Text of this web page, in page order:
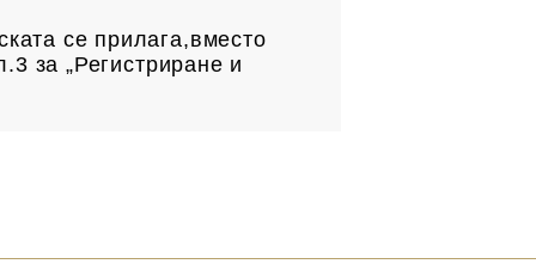
се прилага,вместо
за „Регистриране и